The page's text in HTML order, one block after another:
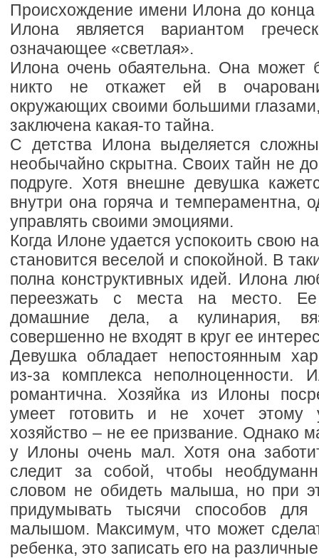
Происхождение имени Илона до
Илона является вариантом
означающее «светлая».
Илона очень обаятельна. Она может
никто не откажет ей в
окружающих своими большими
заключена какая-то тайна.
С детства Илона выделяется
необычайно скрытна. Своих тайн не
подруге. Хотя внешне девушка
внутри она горяча и темпераментна,
управлять своими эмоциями.
Когда Илоне удается успокоить свою
становится веселой и спокойной. В
полна конструктивных идей. Илона
переезжать с места на место.
домашние дела, а кулинария,
совершенно не входят в круг ее
Девушка обладает непостоянным
из-за комплекса неполноценности.
романтична. Хозяйка из Илоны
умеет готовить и не хочет этому
хозяйство – не ее призвание. Однако
у Илоны очень мал. Хотя она
следит за собой, чтобы
словом не обидеть малыша, но при
придумывать тысячи способов
малышом. Максимум, что может
ребенка, это записать его на